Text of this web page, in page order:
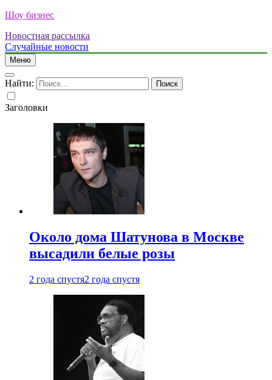
Шоу бизнес
Новостная рассылка
Случайные новости
Меню
Найти:
Заголовки
Около дома Шатунова в Москве
высадили белые розы
2 года спустя2 года спустя